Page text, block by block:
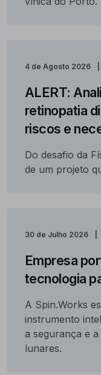
4 de Agosto 2026
ALERT:
retinopatia
riscos e
Do desafio da
de um projeto
30 de Julho 2026
Empresa
tecnologia
A Spin.Works
instrumento
a segurança e
lunares.